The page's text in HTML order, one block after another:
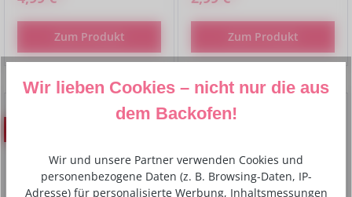
Zum Produkt Zum Produkt
Wir lieben Cookies – nicht nur die aus
dem Backofen!
Wir und unsere Partner verwenden Cookies und
personenbezogene Daten (z. B. Browsing-Daten, IP-
Adresse) für personalisierte Werbung, Inhaltsmessungen